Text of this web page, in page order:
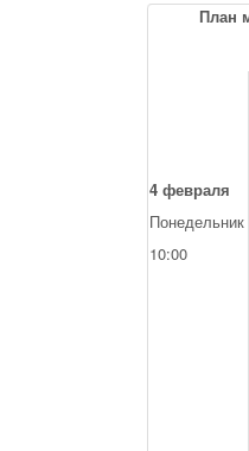
План
4 февраля
Понедельник
10:00